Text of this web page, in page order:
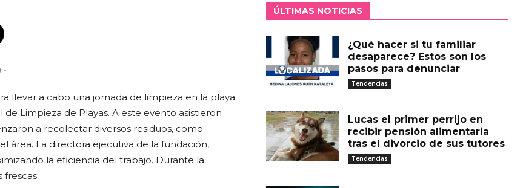
-
llevar a cabo una jornada de limpieza en la playa
Limpieza de Playas. A este evento asistieron
a recolectar diversos residuos, como
área. La directora ejecutiva de la fundación,
la eficiencia del trabajo. Durante la
ÚLTIMAS NOTICIAS
¿Qué hacer si tu familiar
desaparece? Estos son los
pasos para denunciar
Tendencias
Lucas el primer perrijo en
recibir pensión alimentaria
tras el divorcio de sus tutores
Tendencias